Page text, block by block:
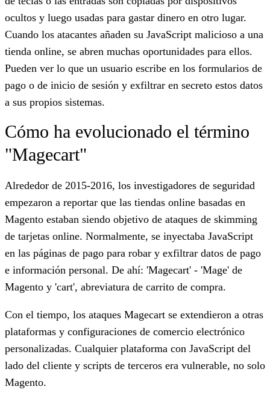
ocultos y luego usadas para gastar dinero en otro lugar.
Cuando los atacantes añaden su JavaScript malicioso a una
tienda online, se abren muchas oportunidades para ellos.
Pueden ver lo que un usuario escribe en los formularios de
pago o de inicio de sesión y exfiltrar en secreto estos datos
a sus propios sistemas.
Cómo ha evolucionado el término
"Magecart"
Alrededor de 2015-2016, los investigadores de seguridad
empezaron a reportar que las tiendas online basadas en
Magento estaban siendo objetivo de ataques de skimming
de tarjetas online. Normalmente, se inyectaba JavaScript
en las páginas de pago para robar y exfiltrar datos de pago
e información personal. De ahí: 'Magecart' - 'Mage' de
Magento y 'cart', abreviatura de carrito de compra.
Con el tiempo, los ataques Magecart se extendieron a otras
plataformas y configuraciones de comercio electrónico
personalizadas. Cualquier plataforma con JavaScript del
lado del cliente y scripts de terceros era vulnerable, no solo
Magento.